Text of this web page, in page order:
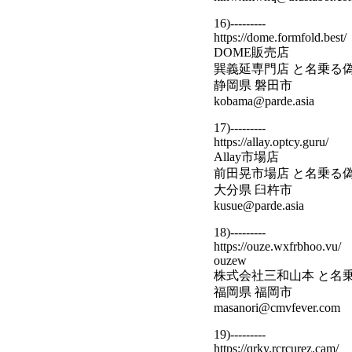
16)---------
https://dome.formfold.best/
DOME販売店
巽義延専門店 と名乗る
静岡県 磐田市
kobama@parde.asia
17)---------
https://allay.optcy.guru/
Allay市場店
前田晃市場店 と名乗る
大分県 臼杵市
kusue@parde.asia
18)---------
https://ouze.wxfrbhoo.vu/
ouzew
株式会社三和山本 と名
福岡県 福岡市
masanori@cmvfever.com
19)---------
https://qrky.rcrcurez.cam/